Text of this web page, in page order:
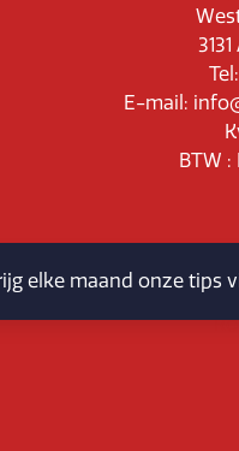
E-mail:
BTW :
elke maand onze tips